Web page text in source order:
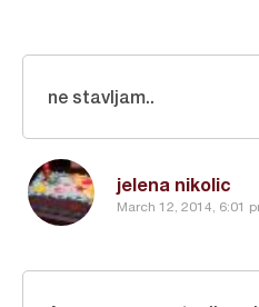
jelena nikolic
March 12, 2014, 6:01
ne stavljam..